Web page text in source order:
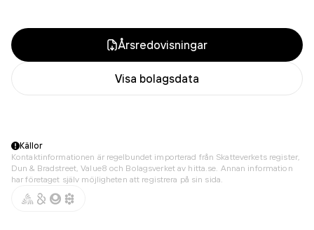
Årsredovisningar
Visa bolagsdata
Källor
Kontaktinformationen är regelbundet importerad från Skatteverkets register,
Dun & Bradstreet, Value8 och Bolagsverket av hitta.se. Annan information
har företaget själv möjligheten att registrera på sin sida.